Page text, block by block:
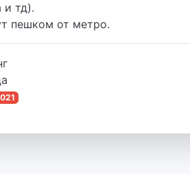
и тд).
пешком от метро.